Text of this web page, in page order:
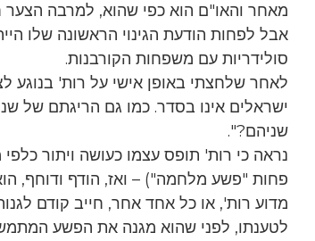
מאחר והאו"ם הוא כפי שהוא, למרבה
אבל לפחות הודעת הגינוי הראשונה שלו
סולידריות עם משפחות הקורבנות.
לאחר שלחצתי באופן אישי על רות' בנוגע
ישראלים אינו בסדר. כמו גם הריגתם של
שניהם?".
נראה כי רות' תופס עצמו כעושה ויתור
פחות "פשע מלחמה") – ואז, הודף ודוחף,
מדוע רות', או כל אחד אחר, חייב קודם
לטענתו, לפני שהוא מגנה את הפשע